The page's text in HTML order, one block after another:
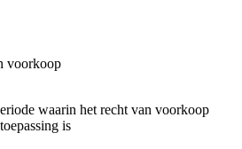
voorkoop
waarin het recht van voorkoop
is